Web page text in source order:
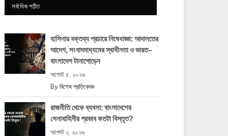
সর্বাধিক পঠিত
হাসিনার বক্তব্য প্রচারে নিষেধাজ্ঞা: আদালতের
আদেশ, সংবাদমাধ্যমের স্বাধীনতা ও ভারত–
বাংলাদেশ টানাপোড়েন
আগস্ট ৫, ২০২৬
By বিশেষ প্রতিবেদক
রাজনীতি থেকে ব্যবসা: বাংলাদেশের
সেনাবাহিনীর প্রভাব কতটা বিস্তৃত?
আগস্ট ২, ২০২৬